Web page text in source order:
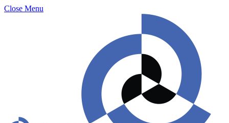
Close Menu